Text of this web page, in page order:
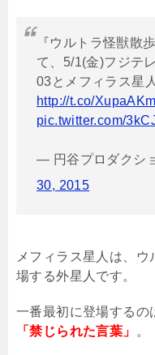
『ウルトラ怪獣散
て、5/1(金)フジテ
03とメフィラス星
http://t.co/
pic.twitter.com/
— 円谷プロダクシ
30, 2015
メフィラス星人は、
場する外星人です。
一番最初に登場するの
「禁じられた言葉」
。